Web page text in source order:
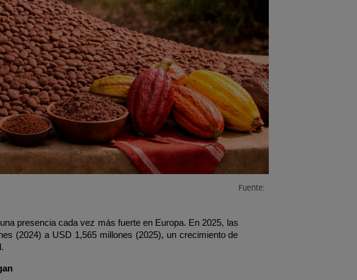
Fuente:
presencia cada vez más fuerte en Europa. En 2025, las
(2024) a USD 1,565 millones (2025), un crecimiento de